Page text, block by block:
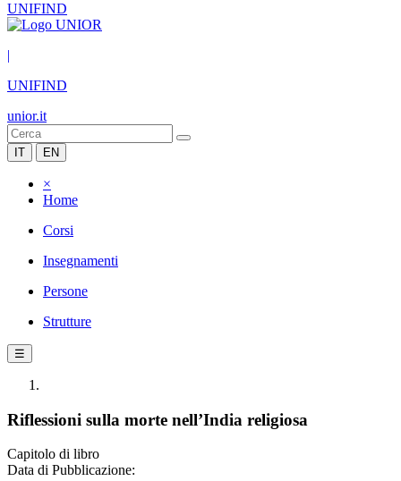
UNIFIND
|
UNIFIND
unior.it
IT EN
×
Home
Corsi
Insegnamenti
Persone
Strutture
☰
Riflessioni sulla morte nell’India religiosa
Capitolo di libro
Data di Pubblicazione: